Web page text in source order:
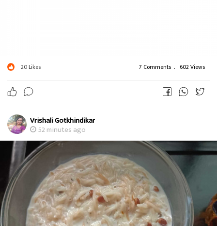
20Likes 7 Comments . 602 Views
Vrishali Gotkhindikar
52 minutes ago